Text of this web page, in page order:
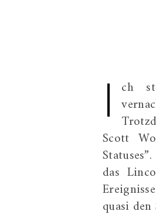
I ch
Scott
das
quasi